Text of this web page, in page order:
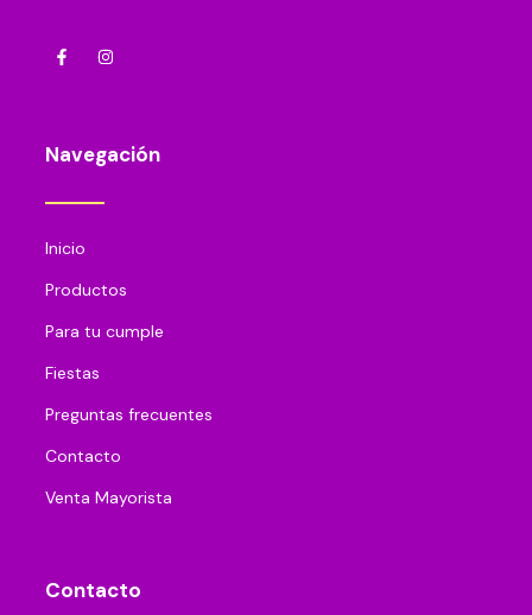
Navegación
Inicio
Productos
Para tu cumple
Fiestas
Preguntas frecuentes
Contacto
Venta Mayorista
Contacto